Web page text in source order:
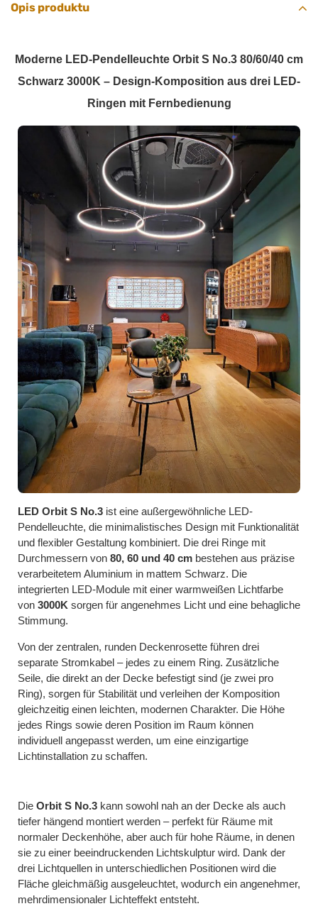
Opis produktu
Moderne LED-Pendelleuchte Orbit S No.3 80/60/40 cm
Schwarz 3000K – Design-Komposition aus drei LED-
Ringen mit Fernbedienung
LED Orbit S No.3 ist eine außergewöhnliche LED-
Pendelleuchte, die minimalistisches Design mit Funktionalität
und flexibler Gestaltung kombiniert. Die drei Ringe mit
Durchmessern von 80, 60 und 40 cm bestehen aus präzise
verarbeitetem Aluminium in mattem Schwarz. Die
integrierten LED-Module mit einer warmweißen Lichtfarbe
von 3000K sorgen für angenehmes Licht und eine behagliche
Stimmung.
Von der zentralen, runden Deckenrosette führen drei
separate Stromkabel – jedes zu einem Ring. Zusätzliche
Seile, die direkt an der Decke befestigt sind (je zwei pro
Ring), sorgen für Stabilität und verleihen der Komposition
gleichzeitig einen leichten, modernen Charakter. Die Höhe
jedes Rings sowie deren Position im Raum können
individuell angepasst werden, um eine einzigartige
Lichtinstallation zu schaffen.
Die Orbit S No.3 kann sowohl nah an der Decke als auch
tiefer hängend montiert werden – perfekt für Räume mit
normaler Deckenhöhe, aber auch für hohe Räume, in denen
sie zu einer beeindruckenden Lichtskulptur wird. Dank der
drei Lichtquellen in unterschiedlichen Positionen wird die
Fläche gleichmäßig ausgeleuchtet, wodurch ein angenehmer,
mehrdimensionaler Lichteffekt entsteht.